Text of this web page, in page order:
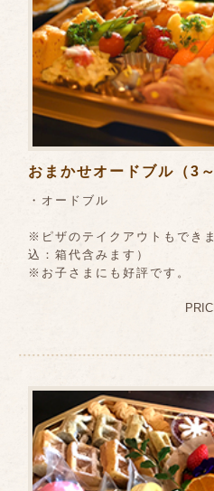
おまかせオードブル（3
・オードブル
※ピザのテイクアウトもでき
込：箱代含みます）
※お子さまにも好評です。